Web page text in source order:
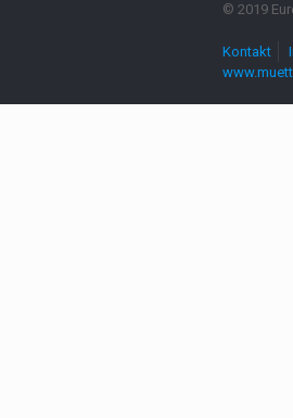
© 2019
Kontakt